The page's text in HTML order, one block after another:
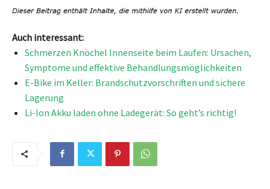
Auch interessant:
Schmerzen Knöchel Innenseite beim Laufen: Ursachen,
Symptome und effektive Behandlungsmöglichkeiten
E-Bike im Keller: Brandschutzvorschriften und sichere
Lagerung
Li-Ion Akku laden ohne Ladegerät: So geht’s richtig!